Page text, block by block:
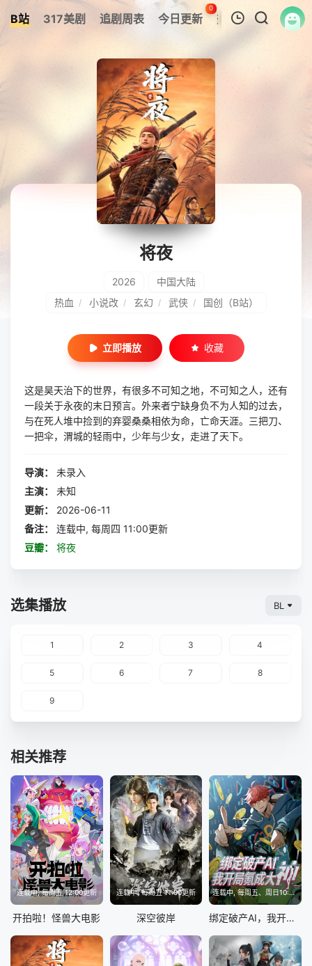
B站 317美剧 追剧周表 今日更新
0
热榜 APP
暂无观看影片的记录
将夜
2026
中国大陆
热血
/ 小说改 / 玄幻 / 武侠 / 国创（B站）
立即播放 收藏
这是昊天治下的世界，有很多不可知之地，不可知之人，还有
一段关于永夜的末日预言。外来者宁缺身负不为人知的过去，
与在死人堆中捡到的弃婴桑桑相依为命，亡命天涯。三把刀、
一把伞，渭城的轻雨中，少年与少女，走进了天下。
导演：
未录入
主演：
未知
更新：
2026-06-11
备注：
连载中, 每周四 11:00更新
豆瓣：
将夜
选集播放 BL
1 2 3 4
5 6 7 8
9
相关推荐
连载中, 每周五 12:00更新
开拍啦！怪兽大电影
连载中, 每周五 11:00更新
深空彼岸
连载中, 每周五、周日10:00更新
绑定破产AI，我开局氪成大神动态漫